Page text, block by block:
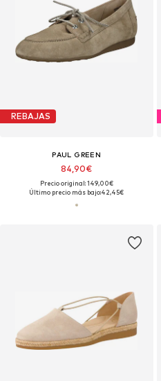
REBAJAS
PAUL GREEN
84,90€
Precio original: 149,00€
Último precio más bajo:42,45€